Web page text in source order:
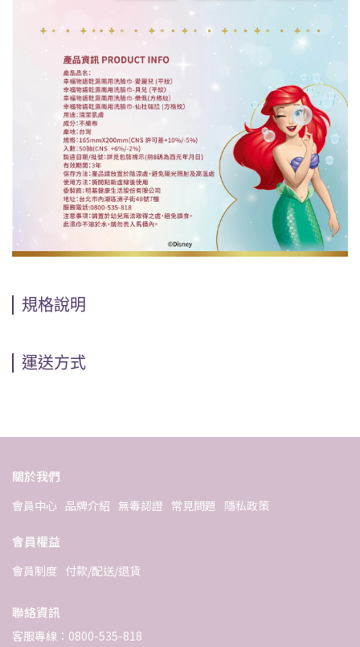
規格說明
運送方式
關於我們
會員中心 品牌介紹 無毒認證 常見問題 隱私政策
會員權益
會員制度 付款/配送/退貨
聯絡資訊
客服專線：0800-535-818